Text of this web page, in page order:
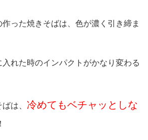
った焼きそばは、色が濃く引き締ま
れた時のインパクトがかなり変わる
は、 冷めてもベチャッとしな